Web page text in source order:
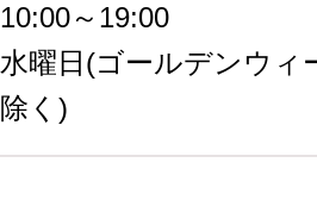
10:00～19:00
水曜日 (ゴールデンウィ
除く)